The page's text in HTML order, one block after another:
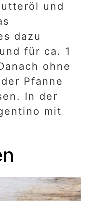
und
dazu
für ca. 1
ohne
Pfanne
In der
mit